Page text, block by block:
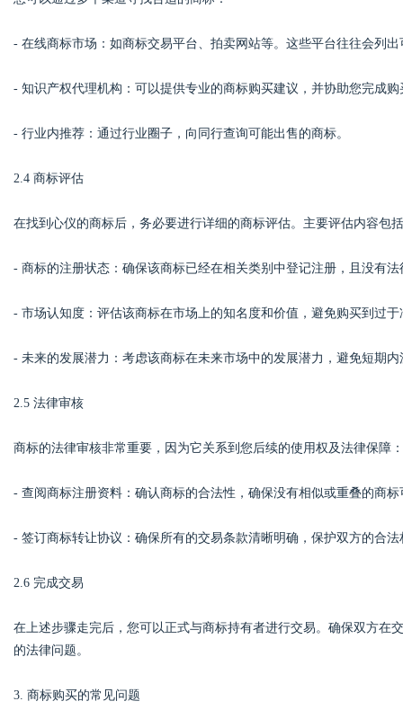
- 在线商标市场：如商标交易平台、拍卖网站等。这些平台往往会列
- 知识产权代理机构：可以提供专业的商标购买建议，并协助您完成购
- 行业内推荐：通过行业圈子，向同行查询可能出售的商标。
2.4 商标评估
在找到心仪的商标后，务必要进行详细的商标评估。主要评估内容包
- 商标的注册状态：确保该商标已经在相关类别中登记注册，且没有法
- 市场认知度：评估该商标在市场上的知名度和价值，避免购买到过
- 未来的发展潜力：考虑该商标在未来市场中的发展潜力，避免短期
2.5 法律审核
商标的法律审核非常重要，因为它关系到您后续的使用权及法律保障：
- 查阅商标注册资料：确认商标的合法性，确保没有相似或重叠的商
- 签订商标转让协议：确保所有的交易条款清晰明确，保护双方的合法
2.6 完成交易
在上述步骤走完后，您可以正式与商标持有者进行交易。确保双方在
的法律问题。
3. 商标购买的常见问题